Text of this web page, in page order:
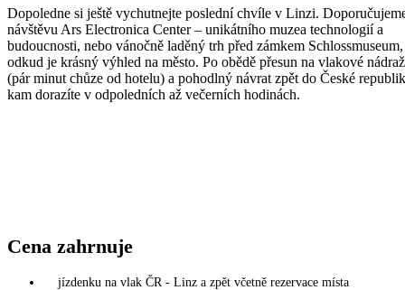
Dopoledne si ještě vychutnejte poslední chvíle v Linzi.
návštěvu Ars Electronica Center – unikátního muzea technologií a
budoucnosti, nebo vánočně laděný trh před zámkem Schlossmuseum,
odkud je krásný výhled na město. Po obědě přesun na vlakové
(pár minut chůze od hotelu) a pohodlný návrat zpět do České
kam dorazíte v odpoledních až večerních hodinách.
Cena zahrnuje
jízdenku na vlak ČR - Linz a zpět včetně rezervace místa